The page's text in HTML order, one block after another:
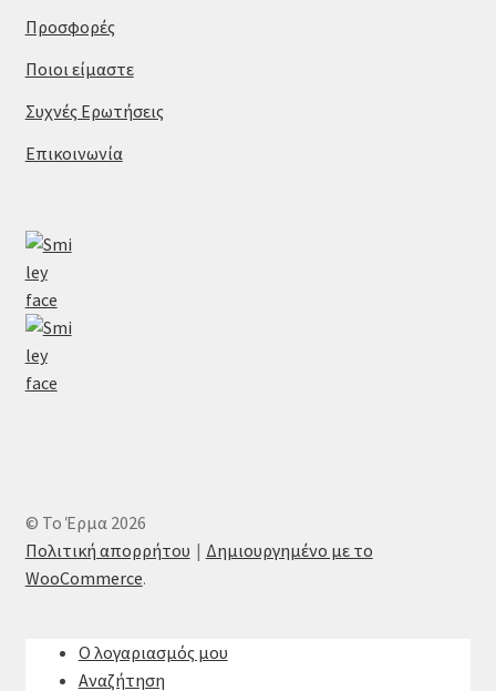
Προσφορές
Ποιοι είμαστε
Συχνές Ερωτήσεις
Επικοινωνία
© Το Έρμα 2026
Πολιτική απορρήτου
Δημιουργημένο με το
WooCommerce.
Ο λογαριασμός μου
Αναζήτηση